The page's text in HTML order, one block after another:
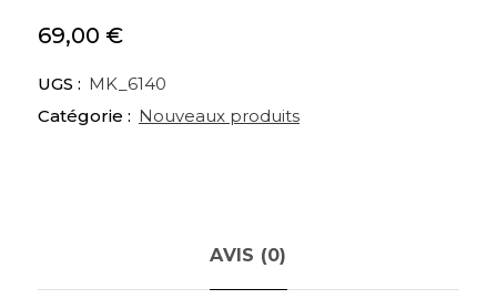
69,00 €
UGS : MK_6140
Catégorie : Nouveaux produits
AVIS (0)